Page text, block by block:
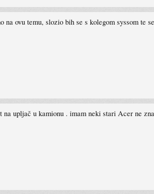
ovu temu, slozio bih se s kolegom syssom te
upljač u kamionu . imam neki stari Acer ne